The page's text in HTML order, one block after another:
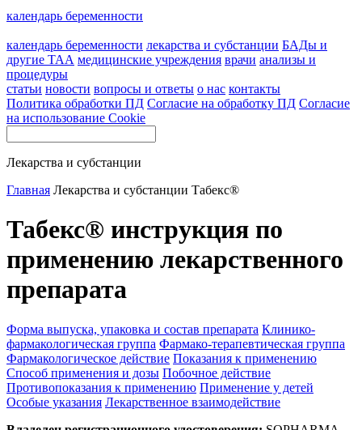
календарь беременности
календарь беременности лекарства и субстанции БАДы и
другие ТАА медицинские учреждения врачи анализы и
процедуры
статьи новости вопросы и ответы о нас контакты
Политика обработки ПД Согласие на обработку ПД Согласие
на использование Cookie
Лекарства и субстанции
Главная Лекарства и субстанции Табекс®
Табекс® инструкция по
применению лекарственного
препарата
Форма выпуска, упаковка и состав препарата Клинико-
фармакологическая группа Фармако-терапевтическая группа
Фармакологическое действие Показания к применению
Способ применения и дозы Побочное действие
Противопоказания к применению Применение у детей
Особые указания Лекарственное взаимодействие